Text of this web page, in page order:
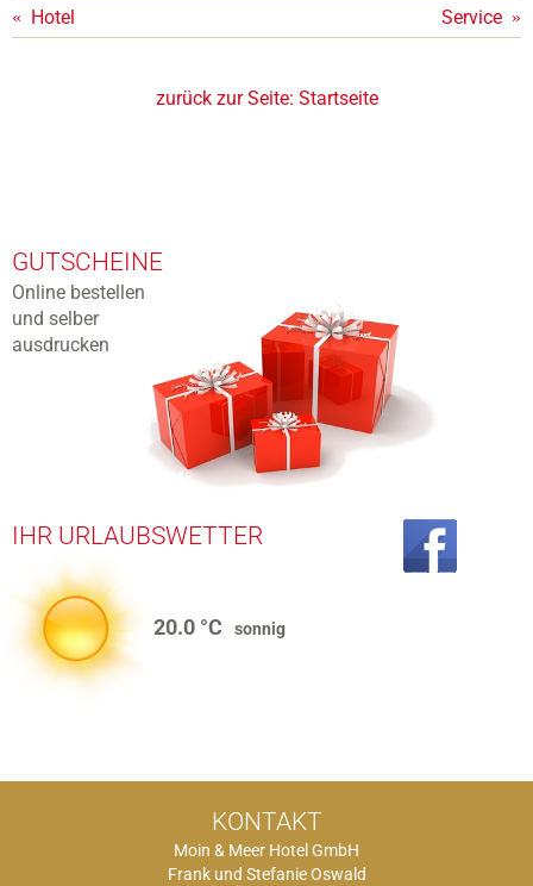
« Hotel Service »
zurück zur Seite: Startseite
GUTSCHEINE
Online bestellen
und selber
ausdrucken
IHR URLAUBSWETTER
20.0 sonnig
KONTAKT
Moin & Meer Hotel GmbH
Frank und Stefanie Oswald